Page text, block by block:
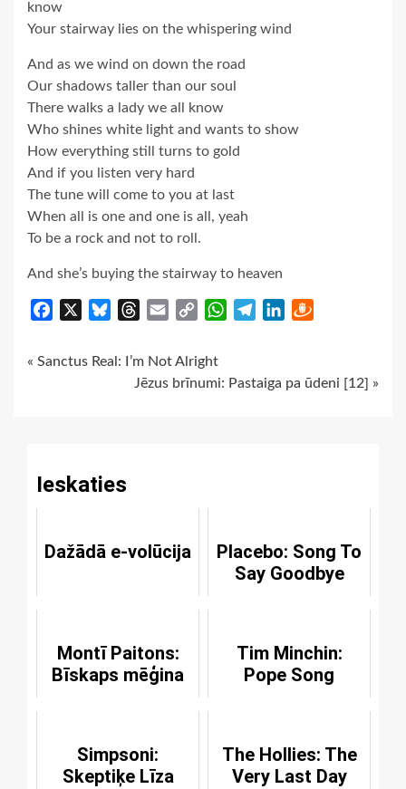
know
Your stairway lies on the whispering wind
And as we wind on down the road
Our shadows taller than our soul
There walks a lady we all know
Who shines white light and wants to show
How everything still turns to gold
And if you listen very hard
The tune will come to you at last
When all is one and one is all, yeah
To be a rock and not to roll.
And she’s buying the stairway to heaven
Facebook BlueskyThreads
Email
Copy
WhatsApp
TelegramLinkedIn
Continue
« Sanctus Real: I’m Not Alright
Jēzus brīnumi: Pastaiga pa ūdeni [12] »
Ieskaties
Dažādā e-volūcija
Placebo: Song To
Say Goodbye
Montī Paitons:
Bīskaps mēģina
Tim Minchin:
Pope Song
Simpsoni:
Skeptiķe Līza
The Hollies: The
Very Last Day